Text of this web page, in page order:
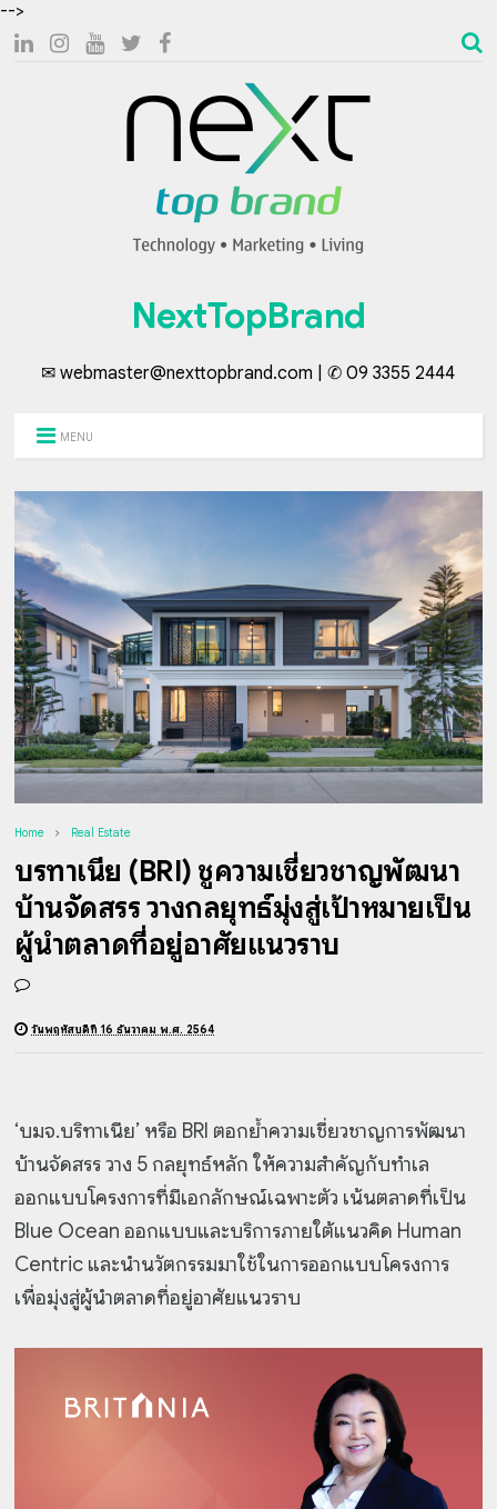
-->
NextTopBrand
✉ webmaster@nexttopbrand.com | ✆ 09 3355 2444
MENU
Home Real Estate
บริทาเนีย (BRI) ชูความเชี่ยวชาญพัฒนา
บ้านจัดสรร วางกลยุทธ์มุ่งสู่เป้าหมายเป็น
ผู้นำตลาดที่อยู่อาศัยแนวราบ
วันพฤหัสบดีที่ 16 ธันวาคม พ.ศ. 2564
‘บมจ.บริทาเนีย’ หรือ BRI ตอกย้ำความเชี่ยวชาญการพัฒนา
บ้านจัดสรร วาง 5 กลยุทธ์หลัก ให้ความสำคัญกับทำเล
ออกแบบโครงการที่มีเอกลักษณ์เฉพาะตัว เน้นตลาดที่เป็น
Blue Ocean ออกแบบและบริการภายใต้แนวคิด Human
Centric และนำนวัตกรรมมาใช้ในการออกแบบโครงการ
เพื่อมุ่งสู่ผู้นำตลาดที่อยู่อาศัยแนวราบ